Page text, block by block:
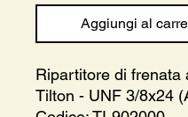
Aggiungi al
Ripartitore di frenata
Tilton - UNF 3/8x24